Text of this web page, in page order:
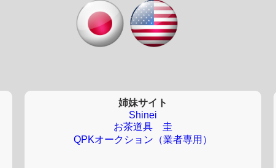
姉妹サイト
Shinei
お茶道具 圭
QPKオークション（業者専用）